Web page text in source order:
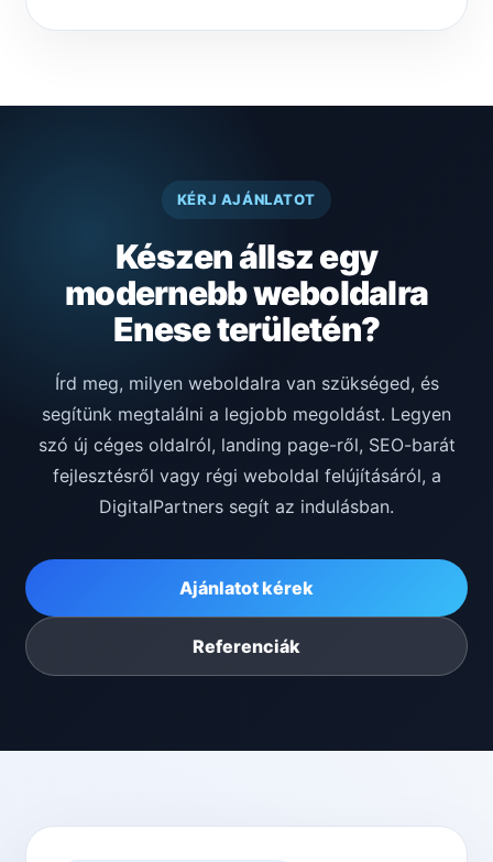
KÉRJ AJÁNLATOT
Készen állsz egy
modernebb weboldalra
Enese területén?
Írd meg, milyen weboldalra van szükséged, és
segítünk megtalálni a legjobb megoldást. Legyen
szó új céges oldalról, landing page-ről, SEO-barát
fejlesztésről vagy régi weboldal felújításáról, a
DigitalPartners segít az indulásban.
Ajánlatot kérek
Referenciák